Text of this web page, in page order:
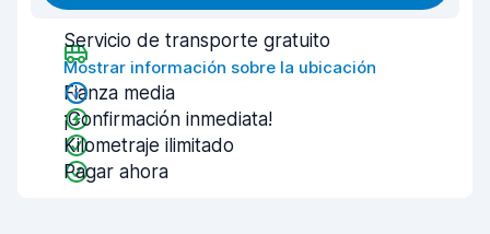
Servicio de transporte gratuito
Mostrar información sobre la ubicación
Fianza media
¡Confirmación inmediata!
Kilometraje ilimitado
Pagar ahora